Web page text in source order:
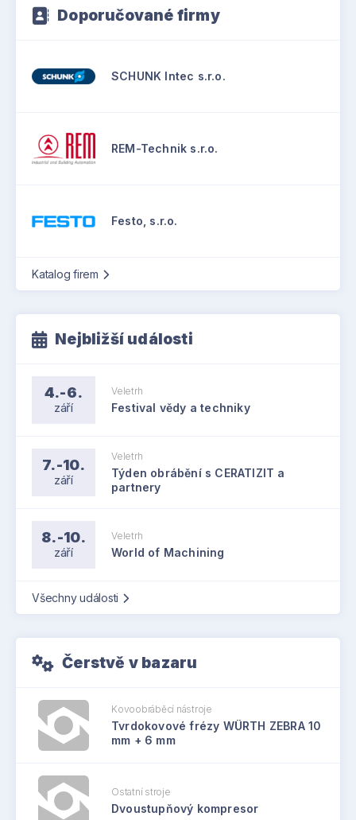
Doporučované firmy
SCHUNK Intec s.r.o.
REM-Technik s.r.o.
Festo, s.r.o.
Katalog firem
Nejbližší události
4.-6.
září
Veletrh
Festival vědy a techniky
7.-10.
září
Veletrh
Týden obrábění s CERATIZIT a
partnery
8.-10.
září
Veletrh
World of Machining
Všechny události
Čerstvě v bazaru
Kovoobráběcí nástroje
Tvrdokovové frézy WÜRTH ZEBRA 10
mm + 6 mm
Ostatní stroje
Dvoustupňový kompresor